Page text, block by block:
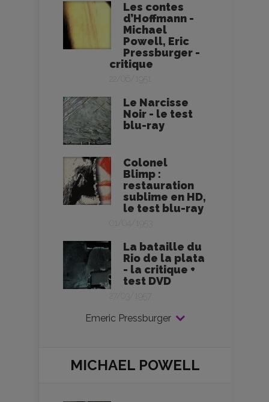
Les contes
d’Hoffmann -
Michael
Powell, Eric
Pressburger -
critique
Le Narcisse
Noir - le test
blu-ray
Colonel
Blimp :
restauration
sublime en HD,
le test blu-ray
01/04/1953
La bataille du
Rio de la plata
- la critique +
test DVD
Emeric Pressburger
MICHAEL POWELL